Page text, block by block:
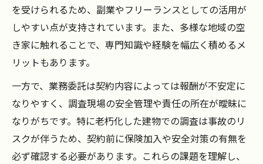
を受けられるため、副業やフリーランスとしての活用が
しやすい点が支持されています。また、多様な地域の空
き家に触れることで、専門知識や経験を幅広く積めるメ
リットもあります。
一方で、業務委託は契約内容によっては報酬が不安定に
なりやすく、調査現場の安全管理や責任の所在が曖昧に
なりがちです。特に老朽化した建物での調査は事故のリ
スクが伴うため、契約前に保険加入や安全対策の有無を
必ず確認する必要があります。これらの課題を理解し、